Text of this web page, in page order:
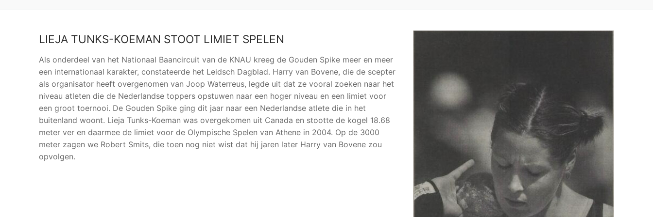
LIEJA TUNKS-KOEMAN STOOT LIMIET SPELEN
Als onderdeel van het Nationaal Baancircuit van de KNAU kreeg de Gouden Spike meer en meer
een internationaal karakter, constateerde het Leidsch Dagblad. Harry van Bovene, die de scepter
als organisator heeft overgenomen van Joop Waterreus, legde uit dat ze vooral zoeken naar het
niveau atleten die de Nederlandse toppers opstuwen naar een hoger niveau en een limiet voor
een groot toernooi. De Gouden Spike ging dit jaar naar een Nederlandse atlete die in het
buitenland woont. Lieja Tunks-Koeman was overgekomen uit Canada en stootte de kogel 18.68
meter ver en daarmee de limiet voor de Olympische Spelen van Athene in 2004. Op de 3000
meter zagen we Robert Smits, die toen nog niet wist dat hij jaren later Harry van Bovene zou
opvolgen.